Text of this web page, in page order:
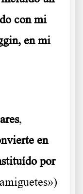
con mi
en mi
,
en
por